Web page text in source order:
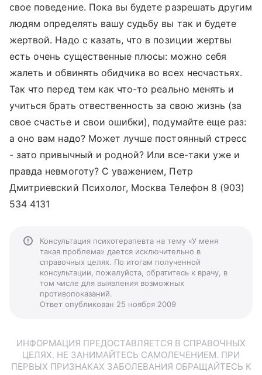
свое поведение. Пока вы будете разрешать другим
людям определять вашу судьбу вы так и будете
жертвой. Надо с казать, что в позиции жертвы
есть очень существенные плюсы: можно себя
жалеть и обвинять обидчика во всех несчастьях.
Так что перед тем как что-то реально менять и
учиться брать отвественность за свою жизнь (за
свое счастье и свои ошибки), подумайте еще раз:
а оно вам надо? Может лучше постоянный стресс
- зато привычный и родной? Или все-таки уже и
правда невмоготу? С уважением, Петр
Дмитриевский Психолог, Москва Телефон 8 (903)
534 4131
Консультация психотерапевта на тему «У меня
такая проблема» дается исключительно в
справочных целях. По итогам полученной
консультации, пожалуйста, обратитесь к врачу, в
том числе для выявления возможных
противопоказаний.
Ответ опубликован 25 ноября 2009
ИНФОРМАЦИЯ ПРЕДОСТАВЛЯЕТСЯ В СПРАВОЧНЫХ
ЦЕЛЯХ. НЕ ЗАНИМАЙТЕСЬ САМОЛЕЧЕНИЕМ. ПРИ
ПЕРВЫХ ПРИЗНАКАХ ЗАБОЛЕВАНИЯ ОБРАЩАЙТЕСЬ К